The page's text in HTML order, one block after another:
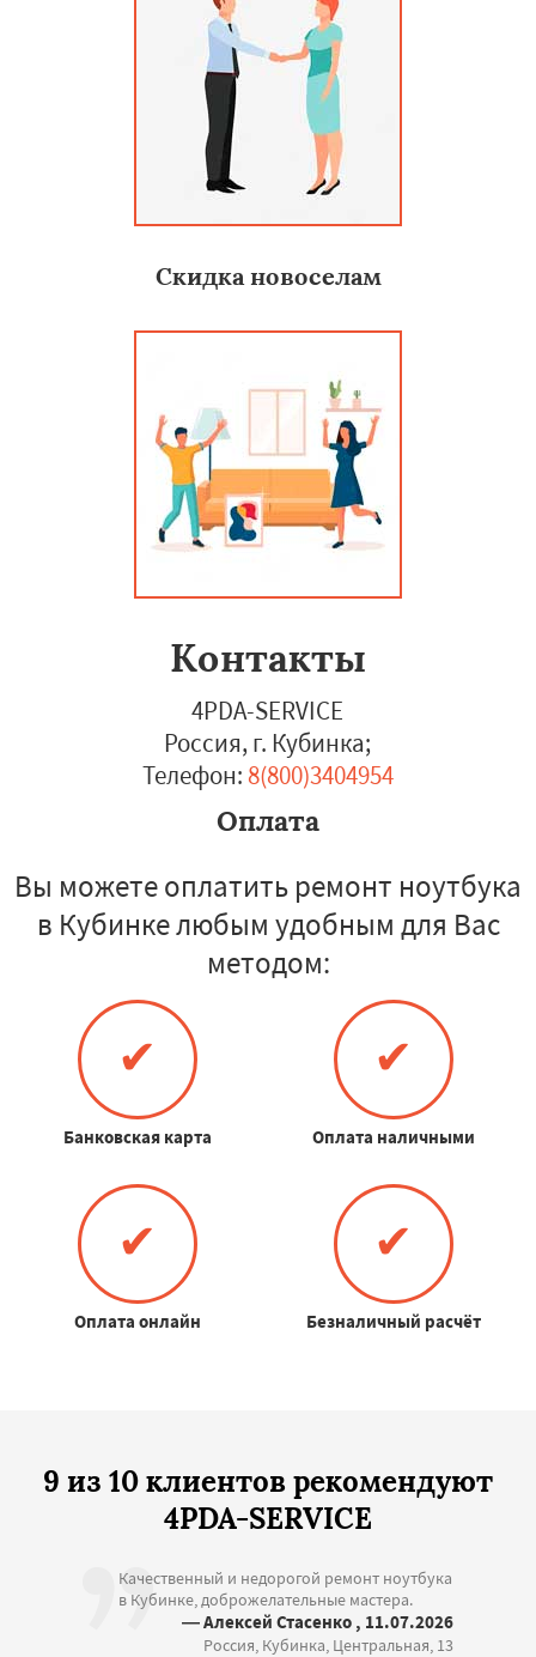
Скидка новоселам
Контакты
4PDA-SERVICE
Россия, г. Кубинка;
Телефон: 8(800)3404954
Оплата
Вы можете оплатить ремонт ноутбука
в Кубинке любым удобным для Вас
методом:
✔
Банковская карта
✔
Оплата наличными
✔
Оплата онлайн
✔
Безналичный расчёт
9 из 10 клиентов рекомендуют
4PDA-SERVICE
Качественный и недорогой ремонт ноутбука
в Кубинке, доброжелательные мастера.
— Алексей Стасенко , 11.07.2026
Россия, Кубинка, Центральная, 13